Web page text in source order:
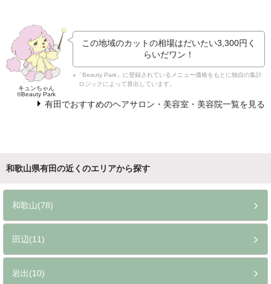
キュンちゃん
©Beauty Park
この地域のカットの相場はだいたい3,300円 く
らいだワン！
※「Beauty Park」に登録されているメニュー価格をもとに独自の集計
ロジックによって算出しています。
有田でおすすめのヘアサロン・美容室・美容院一覧を見る
和歌山県有田の近くのエリアから探す
和歌山(78)
田辺(11)
岩出(10)